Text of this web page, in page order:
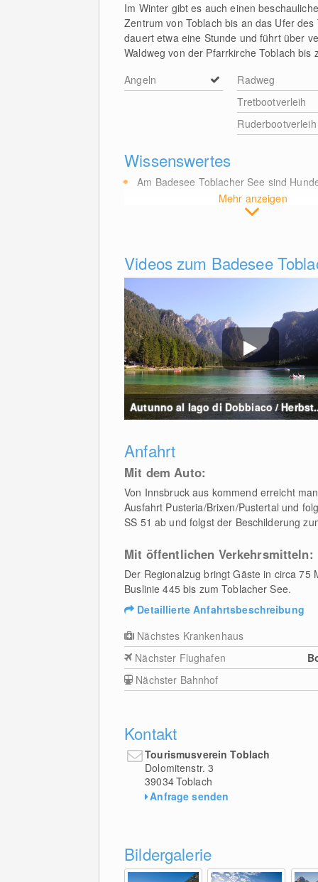
Im Winter gibt es auch einen
Zentrum von Toblach bis an das Ufer
dauert etwa eine Stunde und führt über
Waldweg von der Pfarrkirche Toblach bis
Angeln
Radweg
Tretbootverleih
Ruderbootverleih
Wissenswertes
Mehr anzeigen
Am Badesee Toblacher See sind
Videos zum Badesee
Autunno al lago di Dobbiaco /
Anfahrt
Mit dem Auto:
Von Innsbruck aus kommend erreicht
Ausfahrt Pusteria/Brixen/Pustertal und
SS 51 ab und folgst der Beschilderung
Mit öffentlichen Verkehrsmitteln:
Der Regionalzug bringt Gäste in circa 75
Buslinie 445 bis zum Toblacher See.
Detaillierte Anfahrtsbeschreibung
Nächstes Krankenhaus
Nächster Flughafen
Nächster Bahnhof
Kontakt
Tourismusverein Toblach
Dolomitenstr. 3
39034Toblach
Anfrage senden
Bildergalerie